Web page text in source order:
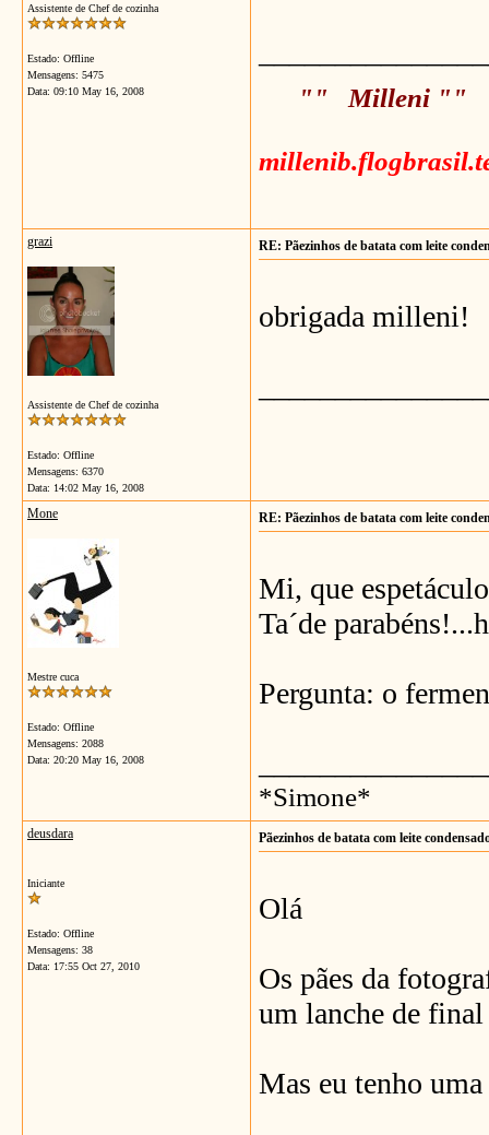
Assistente de Chef de cozinha
Estado: Offline
Mensagens: 5475
Data: 09:10 May 16, 2008 "" Milleni ""
grazi
Assistente de Chef de cozinha
Estado: Offline
Mensagens: 6370
Data: 14:02 May 16, 2008
RE: Pãezinhos de batata com leite
obrigada milleni!
Mone
Mestre cuca
Estado: Offline
Mensagens: 2088
Data: 20:20 May 16, 2008
RE: Pãezinhos de batata com leite
Mi, que
Ta´de
Pergunta: o
*Simone*
deusdara
Iniciante
Estado: Offline
Mensagens: 38
Data: 17:55 Oct 27, 2010
Pãezinhos de batata com leite
Olá
Os pães da
um lanche de
Mas eu tenho